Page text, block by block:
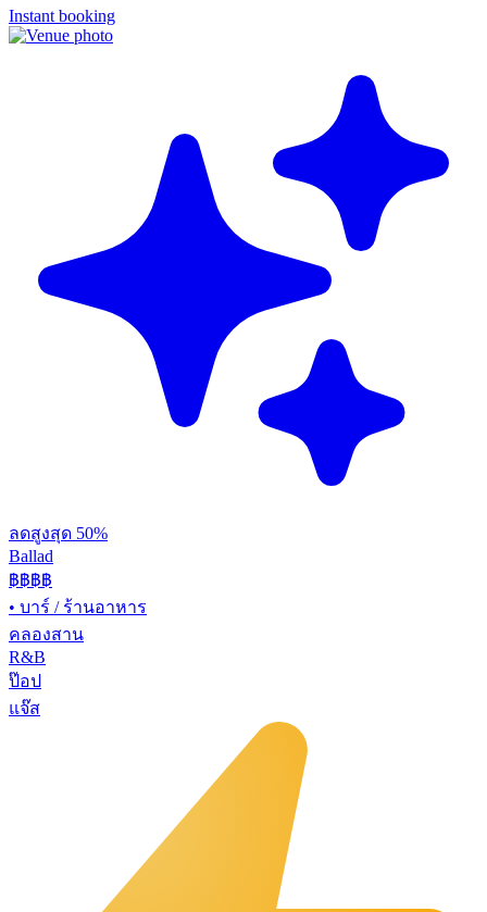
Instant booking
ลดสูงสุด 50%
Ballad
฿฿฿฿
• บาร์ / ร้านอาหาร
คลองสาน
R&B
ป๊อป
แจ๊ส